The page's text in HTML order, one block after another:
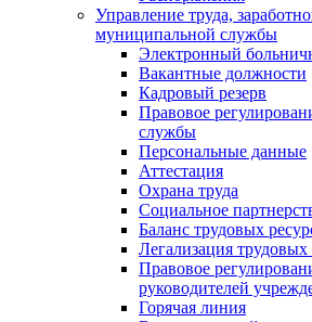
Управление труда,
муниципальной службы
Электронный
Вакантные должности
Кадровый резерв
Правовое
службы
Персональные данные
Аттестация
Охрана труда
Социальное
Баланс трудовых
Легализация
Правовое
руководителей
Горячая линия